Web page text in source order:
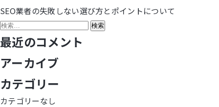
投
稿
ナ
ビ
ゲ
SEO業者の失敗しない選び方とポイントについて
検
索:
最近のコメント
アーカイブ
カテゴリー
カテゴリーなし